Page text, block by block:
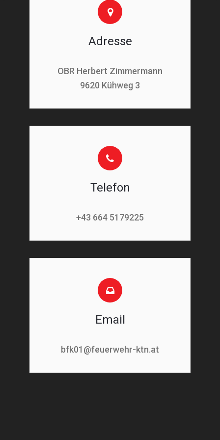
Adresse
OBR Herbert Zimmermann
9620 Kühweg 3
Telefon
+43 664 5179225
Email
bfk01@feuerwehr-ktn.at